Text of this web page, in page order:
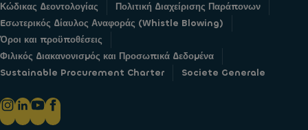
Κώδικας Δεοντολογίας
Πολιτική Διαχείρισης Παράπονων
Eσωτερικός Δίαυλος Αναφοράς (Whistle Blowing)
Όροι και προϋποθέσεις
Φιλικός Διακανονισμός και Προσωπικά Δεδομένα
Sustainable Procurement Charter
Societe Generale